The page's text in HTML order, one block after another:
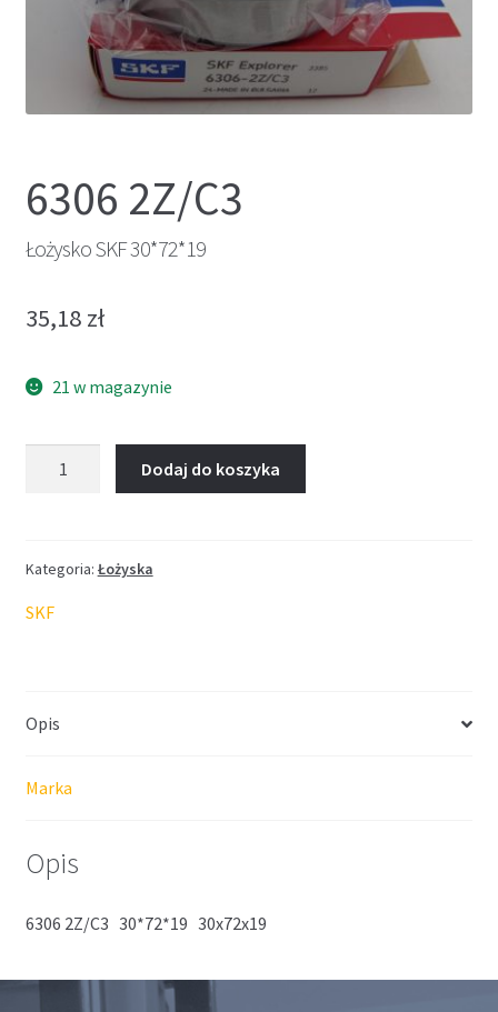
6306 2Z/C3
Łożysko SKF 30*72*19
35,18 zł
21 w magazynie
Dodaj do koszyka
Kategoria: Łożyska
SKF
Opis
Marka
Opis
6306 2Z/C3 30*72*19 30x72x19